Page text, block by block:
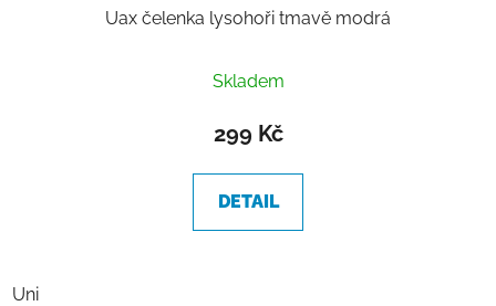
Uax čelenka lysohoři tmavě modrá
hodnocení
produktu
je
5,0
z
Skladem
299 Kč
DETAIL
Uni